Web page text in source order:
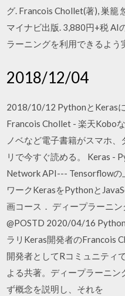
グ. Francois Chollet(著), 巣籠
マイナビ出版. 3,880円+税
ラーニングを利用できるよう
2018/12/04
2018/10/12 PythonとKeras
Francois Chollet - 楽天Kobo
ノベなど電子書籍がスマホ
リで今すぐ読める。 Keras -
Network API--- Tensorflowの
ワークKerasをPythonと
画コース． ディープラーニ
@POSTD 2020/04/16
ラリKeras開発者のFrancois
開発者としてRコミュニティ
よる共著。ディープラーニン
ず概念を説明し、それを